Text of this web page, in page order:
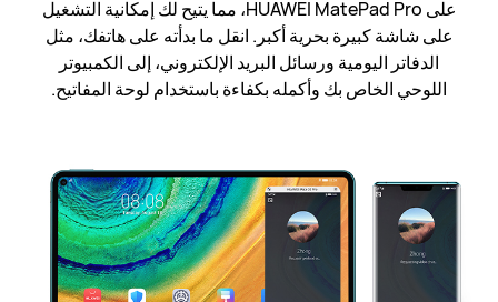
على HUAWEI MatePad Pro، مما يتيح لك إمكانية التشغيل
على شاشة كبيرة بحرية أكبر. انقل ما بدأته على هاتفك، مثل
الدفاتر اليومية ورسائل البريد الإلكتروني، إلى الكمبيوتر
اللوحي الخاص بك وأكمله بكفاءة باستخدام لوحة المفاتيح.